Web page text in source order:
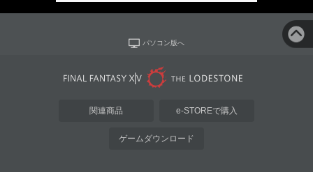
パソコン版へ
関連商品 e-STOREで購入
ゲームダウンロード